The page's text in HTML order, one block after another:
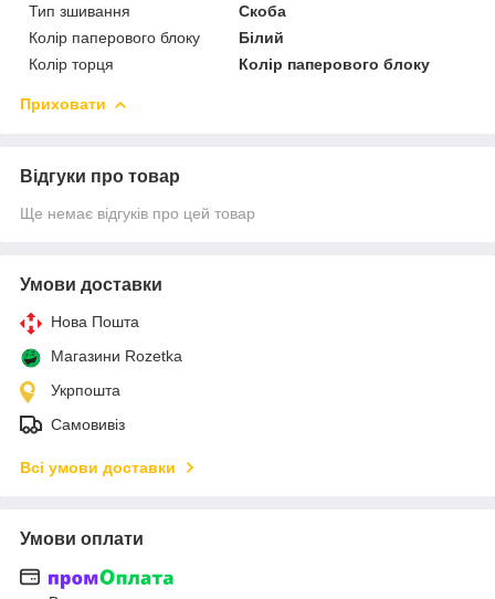
Тип зшивання
Скоба
Колір паперового блоку
Білий
Колір торця
Колір паперового блоку
Приховати
Відгуки про товар
Ще немає відгуків про цей товар
Умови доставки
Нова Пошта
Магазини Rozetka
Укрпошта
Самовивіз
Всі умови доставки
Умови оплати